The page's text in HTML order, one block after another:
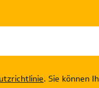
. Sie können